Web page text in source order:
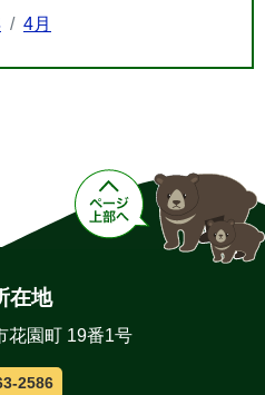
4月
在地
花園町 19番1号
2586